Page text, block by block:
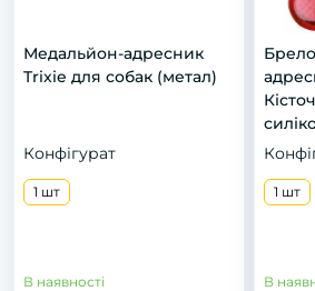
Медальйон-адресник
Trixie для собак (метал)
Конфігурат
1 шт
В наявності
1 шт
В